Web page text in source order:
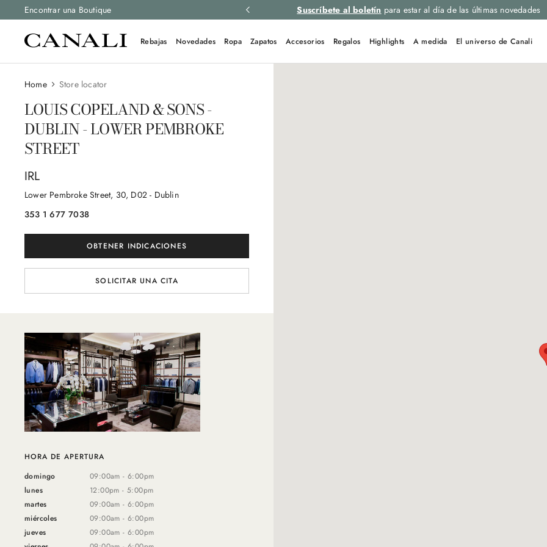
Encontrar una Boutique
gratis en todos los pedidos. Suscríbete al boletín para estar al día de las últimas novedades
Rebajas Novedades Ropa Zapatos Accesorios Regalos Highlights A medida El universo de Canali
Home Store locator
LOUIS COPELAND & SONS -
DUBLIN - LOWER PEMBROKE
STREET
IRL
Lower Pembroke Street, 30, D02 - Dublin
353 1 677 7038
OBTENER INDICACIONES
SOLICITAR UNA CITA
HORA DE APERTURA
domingo
09:00am - 6:00pm
lunes
12:00pm - 5:00pm
martes
09:00am - 6:00pm
miércoles
09:00am - 6:00pm
jueves
09:00am - 6:00pm